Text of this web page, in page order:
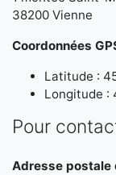
38200 Vienne
Coordonnées
Latitude :
Longitude :
Pour
Adresse postale